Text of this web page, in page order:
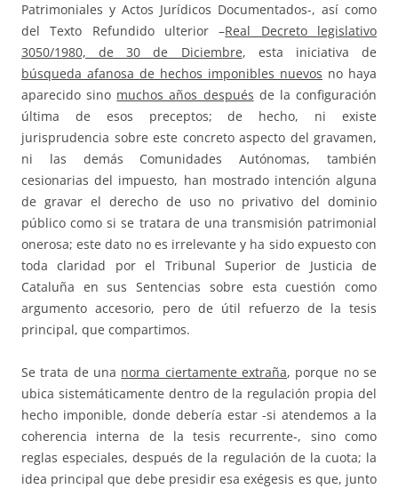
Patrimoniales y Actos Jurídicos Documentados-, así como
del Texto Refundido ulterior –Real Decreto legislativo
3050/1980, de 30 de Diciembre, esta iniciativa de
búsqueda afanosa de hechos imponibles nuevos no haya
aparecido sino muchos años después de la configuración
última de esos preceptos; de hecho, ni existe
jurisprudencia sobre este concreto aspecto del gravamen,
ni las demás Comunidades Autónomas, también
cesionarias del impuesto, han mostrado intención alguna
de gravar el derecho de uso no privativo del dominio
público como si se tratara de una transmisión patrimonial
onerosa; este dato no es irrelevante y ha sido expuesto con
toda claridad por el Tribunal Superior de Justicia de
Cataluña en sus Sentencias sobre esta cuestión como
argumento accesorio, pero de útil refuerzo de la tesis
principal, que compartimos.
Se trata de una norma ciertamente extraña, porque no se
ubica sistemáticamente dentro de la regulación propia del
hecho imponible, donde debería estar -si atendemos a la
coherencia interna de la tesis recurrente-, sino como
reglas especiales, después de la regulación de la cuota; la
idea principal que debe presidir esa exégesis es que, junto